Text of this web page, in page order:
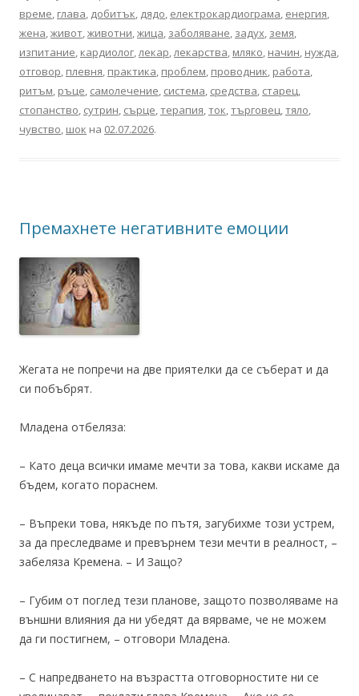
време, глава, добитък, дядо, електрокардиограма, енергия,
жена,живот,животни,жица, заболяване, задух, земя,
изпитание, кардиолог,лекар,лекарства, мляко, начин, нужда,
отговор, плевня, практика, проблем, проводник, работа,
ритъм, ръце, самолечение, система, средства, старец,
стопанство, сутрин, сърце,терапия,ток,търговец,тяло,
чувство, шок на 02.07.2026.
Премахнете негативните емоции
Жегата не попречи на две приятелки да се съберат и да
си побъбрят.
Младена отбеляза:
– Като деца всички имаме мечти за това, какви искаме да
бъдем, когато пораснем.
– Въпреки това, някъде по пътя, загубихме този устрем,
за да преследваме и превърнем тези мечти в реалност, –
забеляза Кремена. – И Защо?
– Губим от поглед тези планове, защото позволяваме на
външни влияния да ни убедят да вярваме, че не можем
да ги постигнем, – отговори Младена.
– С напредването на възрастта отговорностите ни се